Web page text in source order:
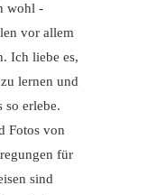
wohl -
vor allem
Ich liebe es,
lernen und
so erlebe.
Fotos von
für
sind